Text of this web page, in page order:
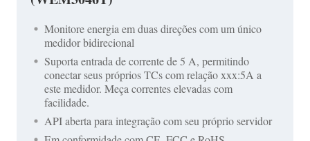
Monitore energia em duas direções com um único
medidor bidirecional
Suporta entrada de corrente de 5 A, permitindo
conectar seus próprios TCs com relação xxx:5A a
este medidor. Meça correntes elevadas com
facilidade.
API aberta para integração com seu próprio servidor